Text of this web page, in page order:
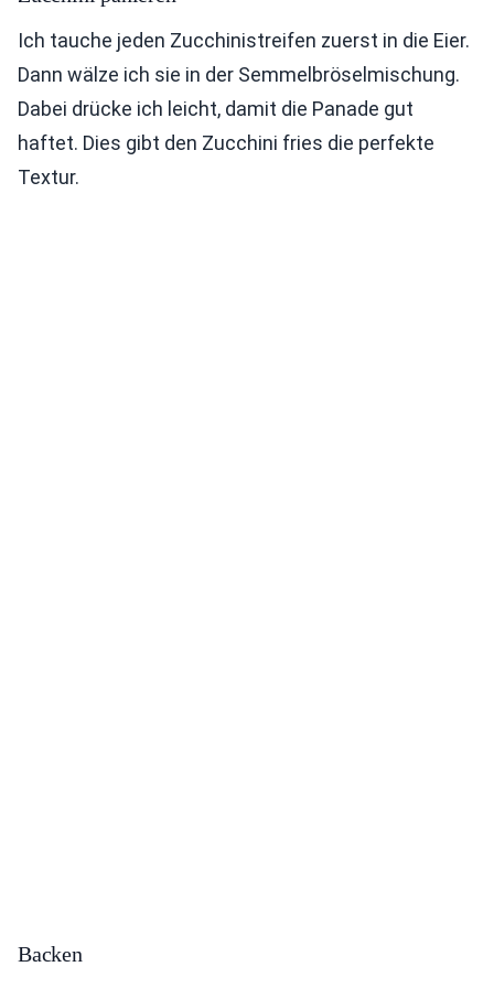
Ich tauche jeden Zucchinistreifen zuerst in die Eier.
Dann wälze ich sie in der Semmelbröselmischung.
Dabei drücke ich leicht, damit die Panade gut
haftet. Dies gibt den Zucchini fries die perfekte
Textur.
Backen